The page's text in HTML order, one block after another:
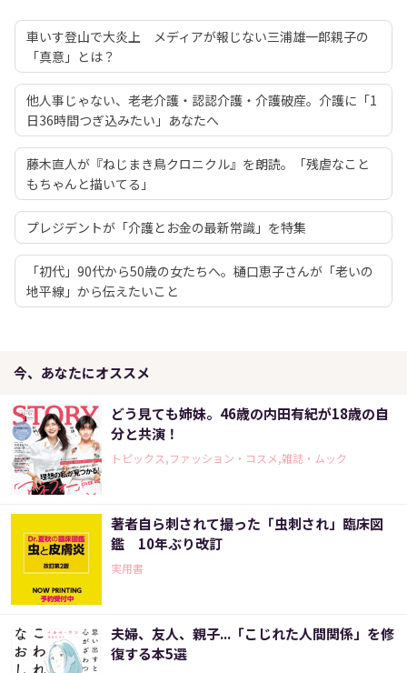
車いす登山で大炎上 メディアが報じない三浦雄一郎親子の
「真意」とは？
他人事じゃない、老老介護・認認介護・介護破産。介護に「1
日36時間つぎ込みたい」あなたへ
藤木直人が『ねじまき鳥クロニクル』を朗読。「残虐なこと
もちゃんと描いてる」
プレジデントが「介護とお金の最新常識」を特集
「初代」90代から50歳の女たちへ。樋口恵子さんが「老いの
地平線」から伝えたいこと
今、あなたにオススメ
どう見ても姉妹。46歳の内田有紀が18歳の自
分と共演！
トピックス,ファッション・コスメ,雑誌・ムック
著者自ら刺されて撮った「虫刺され」臨床図
鑑 10年ぶり改訂
実用書
夫婦、友人、親子...「こじれた人間関係」を修
復する本5選